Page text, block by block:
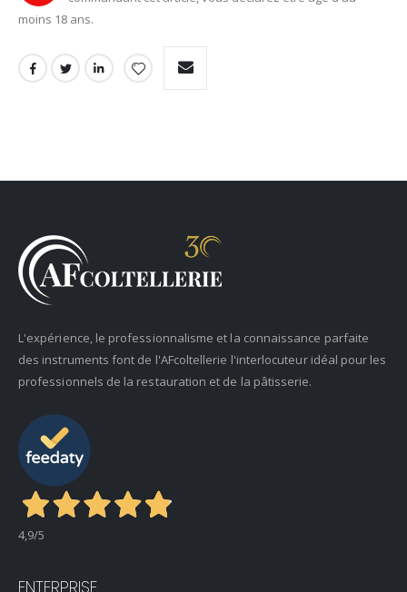
moins 18 ans.
L'expérience, le professionnalisme et la connaissance parfaite
des instruments font de l'AFcoltellerie l'interlocuteur idéal pour les
professionnels de la restauration et de la pâtisserie.
4,9/5
ENTERPRISE